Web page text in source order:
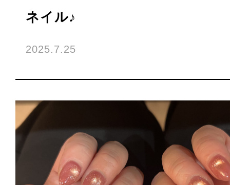
ネイル♪
2025.7.25